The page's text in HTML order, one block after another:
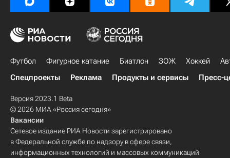
Футбол Фигурное катание Биатлон ЗОЖ Хоккей
Спецпроекты
Реклама Продукты и сервисы Пресс-
Версия 2023.1 Beta
© 2026 МИА «Россия сегодня»
Вакансии
Сетевое издание РИА Новости зарегистрировано
в Федеральной службе по надзору в сфере связи,
информационных технологий и массовых коммуникаций